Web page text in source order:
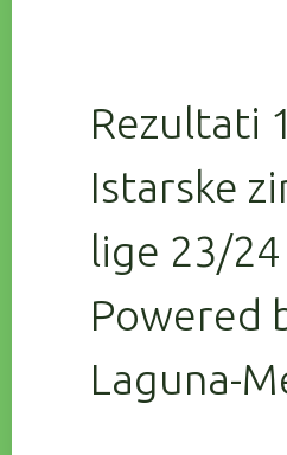
Rezultati
Istarske
lige 23/24
Powered
Laguna-